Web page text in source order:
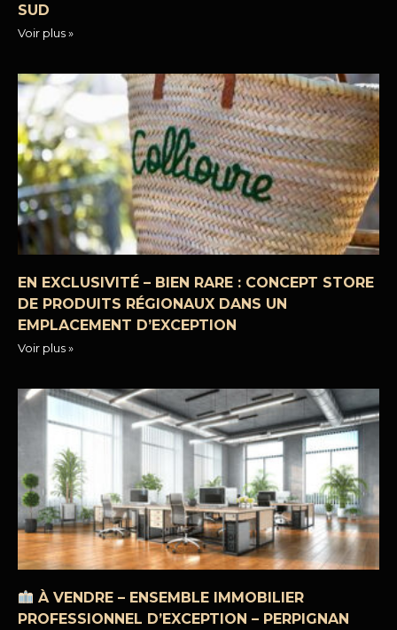
SUD
Voir plus »
EN EXCLUSIVITÉ – BIEN RARE : CONCEPT STORE
DE PRODUITS RÉGIONAUX DANS UN
EMPLACEMENT D’EXCEPTION
Voir plus »
À VENDRE – ENSEMBLE IMMOBILIER
PROFESSIONNEL D’EXCEPTION – PERPIGNAN